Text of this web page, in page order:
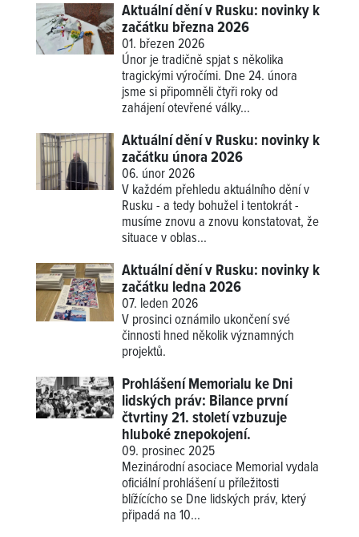
Aktuální dění v Rusku: novinky k
začátku března 2026
01. březen 2026
Únor je tradičně spjat s několika
tragickými výročími. Dne 24. února
jsme si připomněli čtyři roky od
zahájení otevřené války...
Aktuální dění v Rusku: novinky k
začátku února 2026
06. únor 2026
V každém přehledu aktuálního dění v
Rusku - a tedy bohužel i tentokrát -
musíme znovu a znovu konstatovat, že
situace v oblas...
Aktuální dění v Rusku: novinky k
začátku ledna 2026
07. leden 2026
V prosinci oznámilo ukončení své
činnosti hned několik významných
projektů.
Prohlášení Memorialu ke Dni
lidských práv: Bilance první
čtvrtiny 21. století vzbuzuje
hluboké znepokojení.
09. prosinec 2025
Mezinárodní asociace Memorial vydala
oficiální prohlášení u příležitosti
blížícícho se Dne lidských práv, který
připadá na 10...